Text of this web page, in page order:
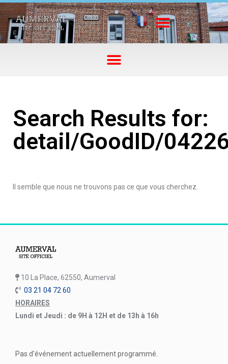
Search Results for:
detail/GoodID/
Il semble que nous ne trouvons pas ce que vous cherchez.
10 La Place, 62550, Aumerval
03 21 04 72 60
HORAIRES
Lundi et Jeudi : de 9H à 12H et de 13h à 16h
Pas d'événement actuellement programmé.